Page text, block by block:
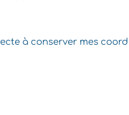
à conserver mes